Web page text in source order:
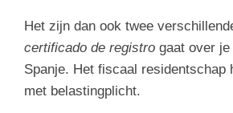
Het zijn dan ook twee
certificado de registro gaat over
Spanje. Het fiscaal residentschap
met belastingplicht.